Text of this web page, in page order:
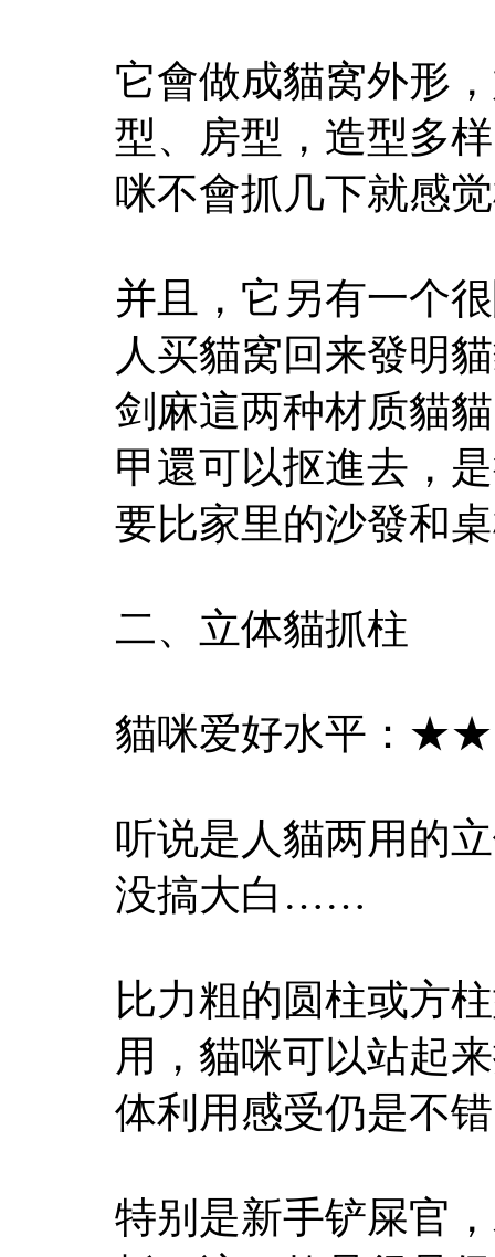
它會做成貓窝外形
型、房型，造型多
咪不會抓几下就感
并且，它另有一个
人买貓窝回来發明
剑麻這两种材质貓
甲還可以抠進去，
要比家里的沙發和
二、立体貓抓柱
貓咪爱好水平：
听说是人貓两用的
没搞大白……
比力粗的圆柱或方
用，貓咪可以站起
体利用感受仍是不
特别是新手铲屎官